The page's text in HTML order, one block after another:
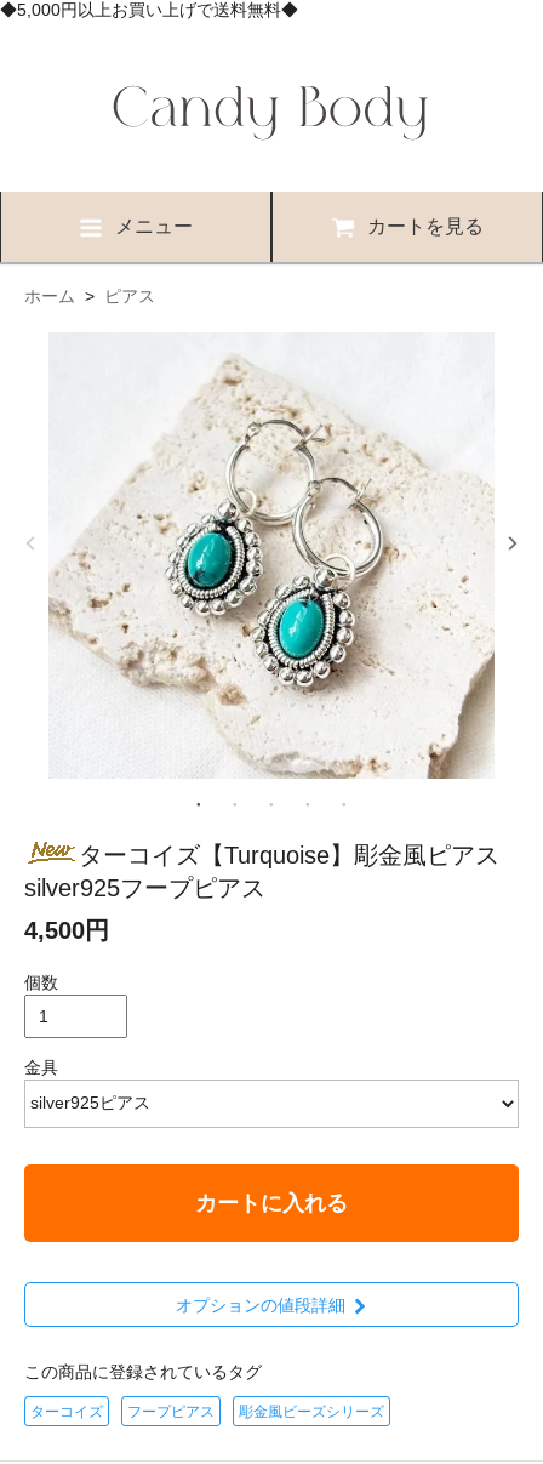
◆5,000円以上お買い上げで送料無料◆
メニュー カートを見る
ホーム > ピアス
ターコイズ【Turquoise】彫金風ピアス
silver925フープピアス
4,500円
個数
金具
カートに入れる
オプションの値段詳細
この商品に登録されているタグ
ターコイズ フープピアス 彫金風ビーズシリーズ